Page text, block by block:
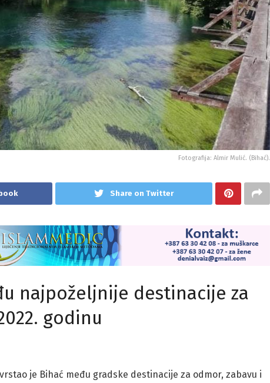
Fotografija: Almir Mulić. (Bihać).
Share on Twitter
najpoželjnije destinacije za
godinu
je Bihać među gradske destinacije za odmor, zabavu i